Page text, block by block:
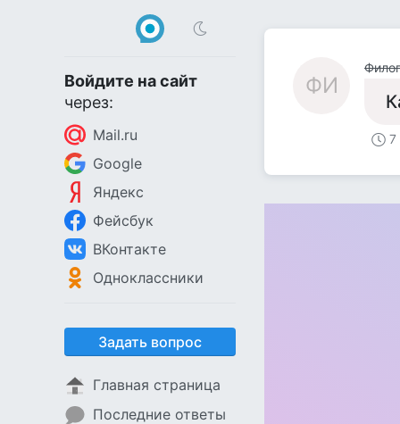
Войдите на сайт
через:
Mail.ru
Google
Яндекс
Фейсбук
ВКонтакте
Одноклассники
Задать вопрос
Главная страница
Последние ответы
ФИ
7